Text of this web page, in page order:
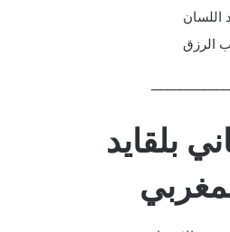
اللسان
الرزق
بلقايد